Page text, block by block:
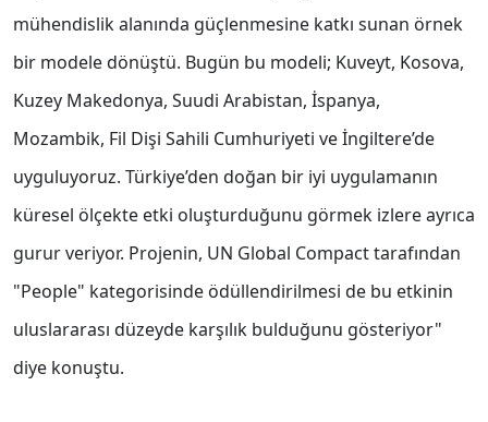
mühendislik alanında güçlenmesine katkı sunan örnek
bir modele dönüştü. Bugün bu modeli; Kuveyt, Kosova,
Kuzey Makedonya, Suudi Arabistan, İspanya,
Mozambik, Fil Dişi Sahili Cumhuriyeti ve İngiltere’de
uyguluyoruz. Türkiye’den doğan bir iyi uygulamanın
küresel ölçekte etki oluşturduğunu görmek izlere ayrıca
gurur veriyor. Projenin, UN Global Compact tarafından
"People" kategorisinde ödüllendirilmesi de bu etkinin
uluslararası düzeyde karşılık bulduğunu gösteriyor"
diye konuştu.